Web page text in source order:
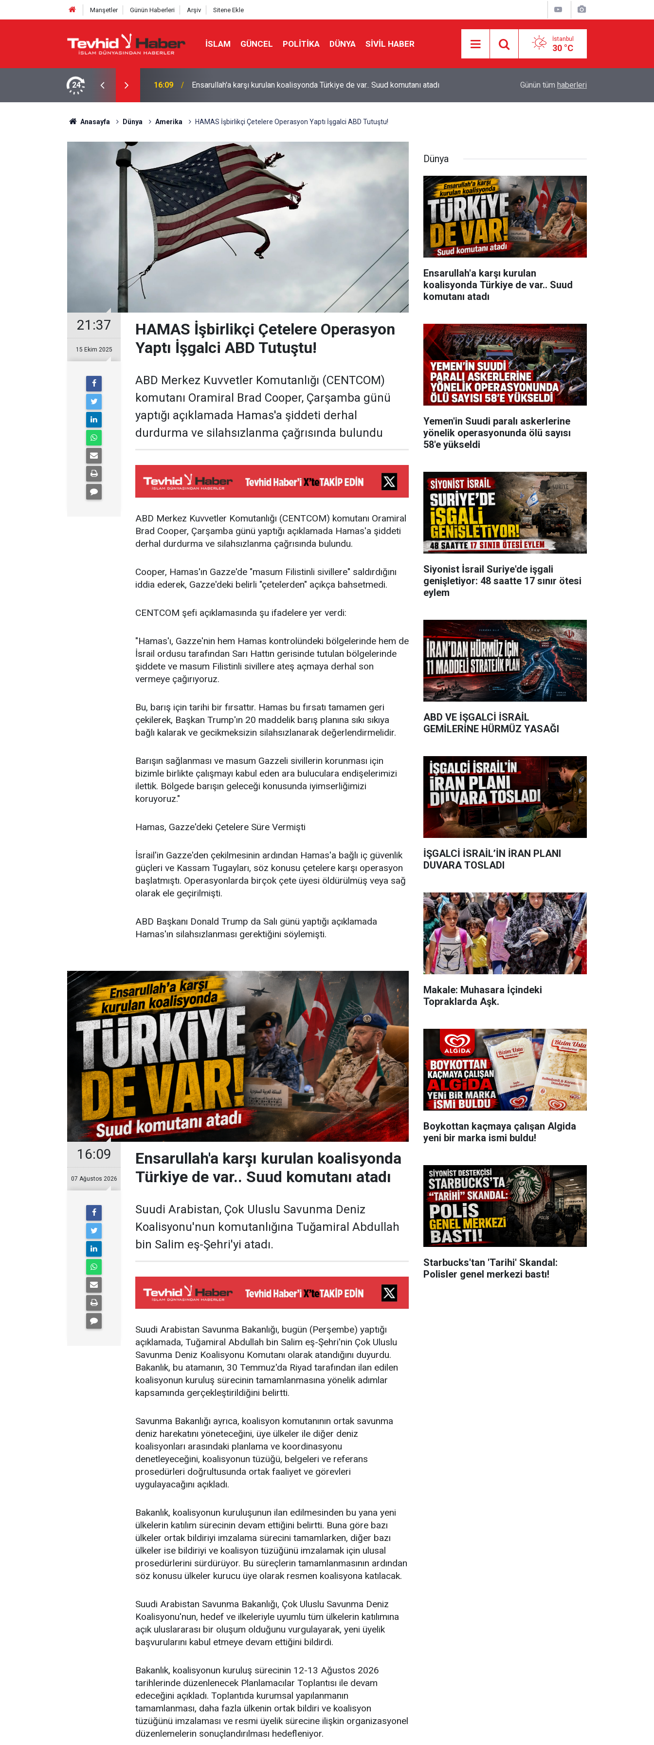
Manşetler Günün Haberleri Arşiv Sitene Ekle
İSLAM GÜNCEL POLITIKA DÜNYA SIVIL HABER İstanbul
30 °C
24
Türkiye de var.. Suud komutanı atadı 15:28
yükseldi
Siyonist İsrail Suriye'de işgali genişletiyor: 48
Günün tüm haberleri
Anasayfa Dünya Amerika HAMAS İşbirlikçi Çetelere Operasyon Yaptı İşgalci ABD Tutuştu!
21:37
15 Ekim 2025
HAMAS İşbirlikçi Çetelere Operasyon
Yaptı İşgalci ABD Tutuştu!
ABD Merkez Kuvvetler Komutanlığı (CENTCOM)
komutanı Oramiral Brad Cooper, Çarşamba günü
yaptığı açıklamada Hamas'a şiddeti derhal
durdurma ve silahsızlanma çağrısında bulundu
ABD Merkez Kuvvetler Komutanlığı (CENTCOM) komutanı Oramiral
Brad Cooper, Çarşamba günü yaptığı açıklamada Hamas'a şiddeti
derhal durdurma ve silahsızlanma çağrısında bulundu.
Cooper, Hamas'ın Gazze'de "masum Filistinli sivillere" saldırdığını
iddia ederek, Gazze'deki belirli "çetelerden" açıkça bahsetmedi.
CENTCOM şefi açıklamasında şu ifadelere yer verdi:
"Hamas'ı, Gazze'nin hem Hamas kontrolündeki bölgelerinde hem de
İsrail ordusu tarafından Sarı Hattın gerisinde tutulan bölgelerinde
şiddete ve masum Filistinli sivillere ateş açmaya derhal son
vermeye çağırıyoruz.
Bu, barış için tarihi bir fırsattır. Hamas bu fırsatı tamamen geri
çekilerek, Başkan Trump'ın 20 maddelik barış planına sıkı sıkıya
bağlı kalarak ve gecikmeksizin silahsızlanarak değerlendirmelidir.
Barışın sağlanması ve masum Gazzeli sivillerin korunması için
bizimle birlikte çalışmayı kabul eden ara buluculara endişelerimizi
ilettik. Bölgede barışın geleceği konusunda iyimserliğimizi
koruyoruz."
Hamas, Gazze'deki Çetelere Süre Vermişti
İsrail'in Gazze'den çekilmesinin ardından Hamas'a bağlı iç güvenlik
güçleri ve Kassam Tugayları, söz konusu çetelere karşı operasyon
başlatmıştı. Operasyonlarda birçok çete üyesi öldürülmüş veya sağ
olarak ele geçirilmişti.
ABD Başkanı Donald Trump da Salı günü yaptığı açıklamada
Hamas'ın silahsızlanması gerektiğini söylemişti.
16:09
07 Ağustos 2026
Ensarullah'a karşı kurulan koalisyonda
Türkiye de var.. Suud komutanı atadı
Suudi Arabistan, Çok Uluslu Savunma Deniz
Koalisyonu'nun komutanlığına Tuğamiral Abdullah
bin Salim eş-Şehri'yi atadı.
Suudi Arabistan Savunma Bakanlığı, bugün (Perşembe) yaptığı
açıklamada, Tuğamiral Abdullah bin Salim eş-Şehri'nin Çok Uluslu
Savunma Deniz Koalisyonu Komutanı olarak atandığını duyurdu.
Bakanlık, bu atamanın, 30 Temmuz'da Riyad tarafından ilan edilen
koalisyonun kuruluş sürecinin tamamlanmasına yönelik adımlar
kapsamında gerçekleştirildiğini belirtti.
Savunma Bakanlığı ayrıca, koalisyon komutanının ortak savunma
deniz harekatını yöneteceğini, üye ülkeler ile diğer deniz
koalisyonları arasındaki planlama ve koordinasyonu
denetleyeceğini, koalisyonun tüzüğü, belgeleri ve referans
prosedürleri doğrultusunda ortak faaliyet ve görevleri
uygulayacağını açıkladı.
Bakanlık, koalisyonun kuruluşunun ilan edilmesinden bu yana yeni
ülkelerin katılım sürecinin devam ettiğini belirtti. Buna göre bazı
ülkeler ortak bildiriyi imzalama sürecini tamamlarken, diğer bazı
ülkeler ise bildiriyi ve koalisyon tüzüğünü imzalamak için ulusal
prosedürlerini sürdürüyor. Bu süreçlerin tamamlanmasının ardından
söz konusu ülkeler kurucu üye olarak resmen koalisyona katılacak.
Suudi Arabistan Savunma Bakanlığı, Çok Uluslu Savunma Deniz
Koalisyonu'nun, hedef ve ilkeleriyle uyumlu tüm ülkelerin katılımına
açık uluslararası bir oluşum olduğunu vurgulayarak, yeni üyelik
başvurularını kabul etmeye devam ettiğini bildirdi.
Bakanlık, koalisyonun kuruluş sürecinin 12-13 Ağustos 2026
tarihlerinde düzenlenecek Planlamacılar Toplantısı ile devam
edeceğini açıkladı. Toplantıda kurumsal yapılanmanın
tamamlanması, daha fazla ülkenin ortak bildiri ve koalisyon
tüzüğünü imzalaması ve resmi üyelik sürecine ilişkin organizasyonel
düzenlemelerin sonuçlandırılması hedefleniyor.
Dünya
Ensarullah'a karşı kurulan
koalisyonda Türkiye de var.. Suud
komutanı atadı
Yemen'in Suudi paralı askerlerine
yönelik operasyonunda ölü sayısı
58'e yükseldi
Siyonist İsrail Suriye'de işgali
genişletiyor: 48 saatte 17 sınır ötesi
eylem
ABD VE İŞGALCİ İSRAİL
GEMİLERİNE HÜRMÜZ YASAĞI
İŞGALCİ İSRAİL’İN İRAN PLANI
DUVARA TOSLADI
Makale: Muhasara İçindeki
Topraklarda Aşk.
Boykottan kaçmaya çalışan Algida
yeni bir marka ismi buldu!
Starbucks'tan 'Tarihi' Skandal:
Polisler genel merkezi bastı!